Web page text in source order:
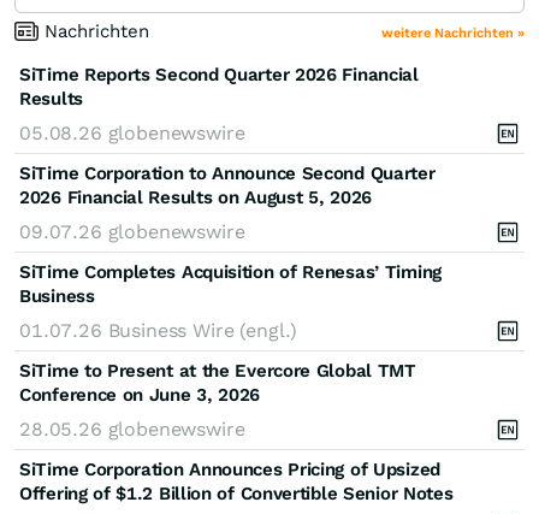
Nachrichten
weitere Nachrichten »
SiTime Reports Second Quarter 2026 Financial
Results
05.08.26 globenewswire
SiTime Corporation to Announce Second Quarter
2026 Financial Results on August 5, 2026
09.07.26 globenewswire
SiTime Completes Acquisition of Renesas’ Timing
Business
01.07.26 Business Wire (engl.)
SiTime to Present at the Evercore Global TMT
Conference on June 3, 2026
28.05.26 globenewswire
SiTime Corporation Announces Pricing of Upsized
Offering of $1.2 Billion of Convertible Senior Notes